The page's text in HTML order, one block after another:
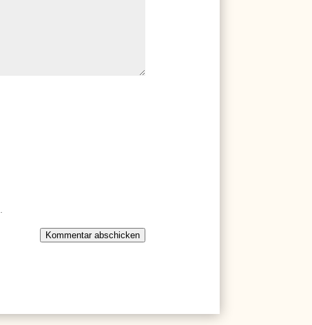
Kommentar abschicken